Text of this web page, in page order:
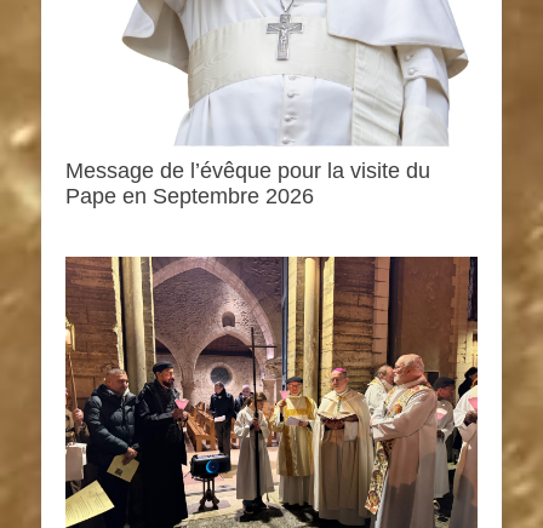
Message de l’évêque pour la visite du
Pape en Septembre 2026